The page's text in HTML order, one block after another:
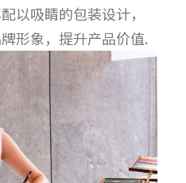
以吸睛的包装设计，
形象，提升产品价值.